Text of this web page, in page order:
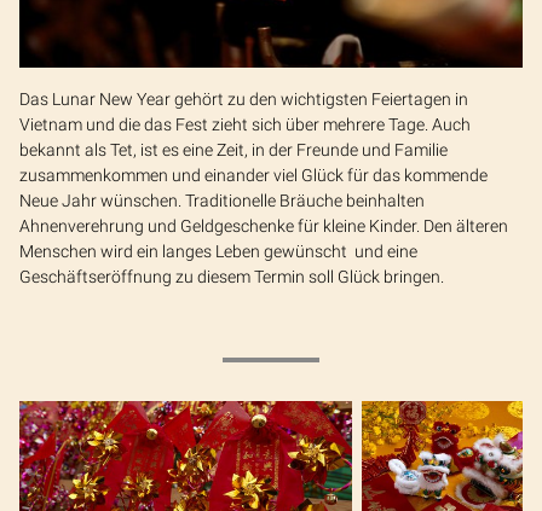
Das Lunar New Year gehört zu den wichtigsten Feiertagen in
Vietnam und die das Fest zieht sich über mehrere Tage. Auch
bekannt als Tet, ist es eine Zeit, in der Freunde und Familie
zusammenkommen und einander viel Glück für das kommende
Neue Jahr wünschen. Traditionelle Bräuche beinhalten
Ahnenverehrung und Geldgeschenke für kleine Kinder. Den älteren
Menschen wird ein langes Leben gewünscht und eine
Geschäftseröffnung zu diesem Termin soll Glück bringen.